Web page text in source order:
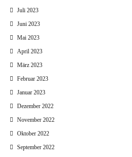
Juli 2023
Juni 2023
Mai 2023
April 2023
März 2023
Februar 2023
Januar 2023
Dezember 2022
November 2022
Oktober 2022
September 2022